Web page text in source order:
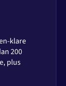
klare
200
plus